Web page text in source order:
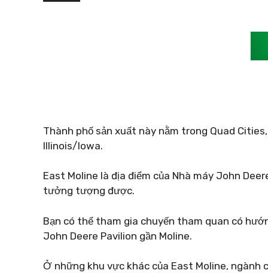
Thành phố sản xuất này nằm trong Quad
Illinois/Iowa.
East Moline là địa điểm của Nhà máy John
tưởng tượng được.
Bạn có thể tham gia chuyến tham quan có
John Deere Pavilion gần Moline.
Ở những khu vực khác của East Moline,